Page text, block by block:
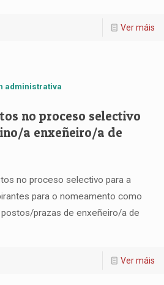
Ver máis
administrativa
no proceso selectivo
a enxeñeiro/a de
no proceso selectivo para a
para o nomeamento como
prazas de enxeñeiro/a de
Ver máis